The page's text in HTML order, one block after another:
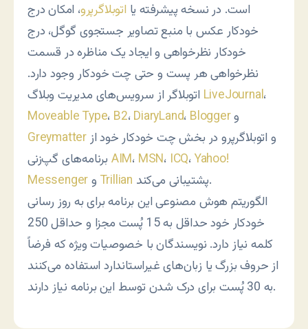
است. در نسخه پیشرفته یا اتوبلاگرپرو، امکان درج
خودکار عکس با منبع تصاویر جستجوی گوگل، درج
خودکار نظرخواهی و ایجاد یک مناظره در قسمت
نظرخواهی هر پست و حتی چت خودکار وجود دارد.
LiveJournal،
Moveable Type، B2،DiaryLand، Bloggerو
Greymatter
AIM، MSN، ICQ،Yahoo!
Messenger Trillian
پشتیبانی می‌کند.
الگوریتم هوش مصنوعی این برنامه برای به روز رسانی
خودکار خود حداقل به 15 پُست مجزا و حداقل 250
کلمه نیاز دارد. نویسندگان با خصوصیات ویژه که فرضاً
از حروف بزرگ یا زبان‌های غیراستاندارد استفاده می‌کنند
به 30 پُست برای درک شدن توسط این برنامه نیاز دارند.